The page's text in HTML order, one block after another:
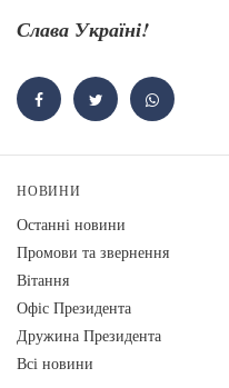
Слава Україні!
НОВИНИ
Останні новини
Промови та звернення
Вiтання
Офіс Президента
Дружина Президента
Всі новини